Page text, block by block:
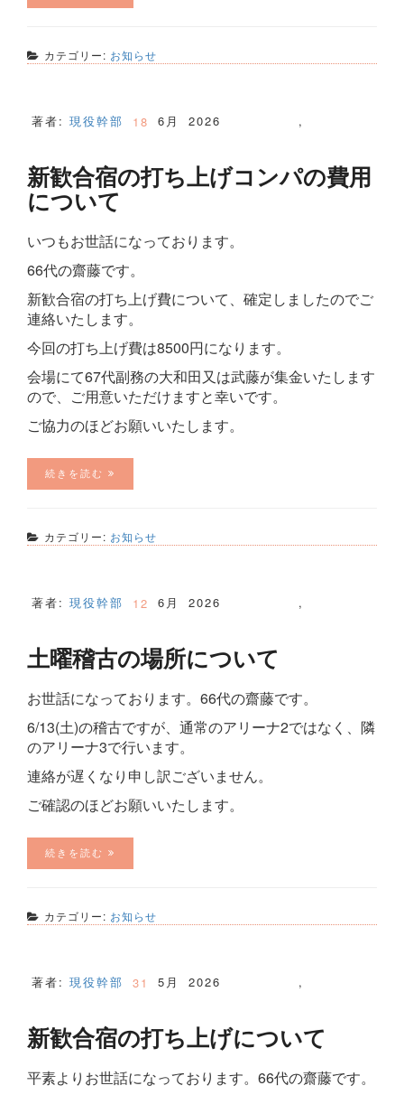
カテゴリー: お知らせ
著者: 現役幹部 18 6月 ,
2026
新歓合宿の打ち上げコンパの費用
について
いつもお世話になっております。
66代の齋藤です。
新歓合宿の打ち上げ費について、確定しましたのでご
連絡いたします。
今回の打ち上げ費は8500円になります。
会場にて67代副務の大和田又は武藤が集金いたします
ので、ご用意いただけますと幸いです。
ご協力のほどお願いいたします。
続きを読む
カテゴリー: お知らせ
著者: 現役幹部 12 6月 ,
2026
土曜稽古の場所について
お世話になっております。66代の齋藤です。
6/13(土)の稽古ですが、通常のアリーナ2ではなく、隣
のアリーナ3で行います。
連絡が遅くなり申し訳ございません。
ご確認のほどお願いいたします。
続きを読む
カテゴリー: お知らせ
著者: 現役幹部 31 5月 ,
2026
新歓合宿の打ち上げについて
平素よりお世話になっております。66代の齋藤です。